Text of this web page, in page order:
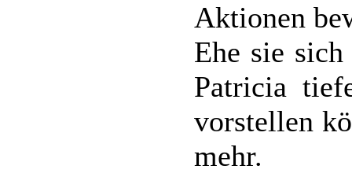
Aktionen
Ehe sie sich
Patricia
vorstellen
mehr.